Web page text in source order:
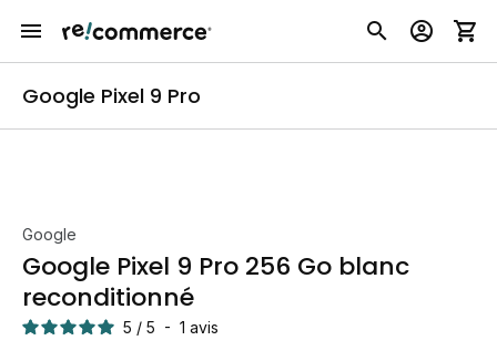
Google Pixel 9 Pro
Google
Google Pixel 9 Pro 256 Go blanc
reconditionné
5 / 5 - 1 avis